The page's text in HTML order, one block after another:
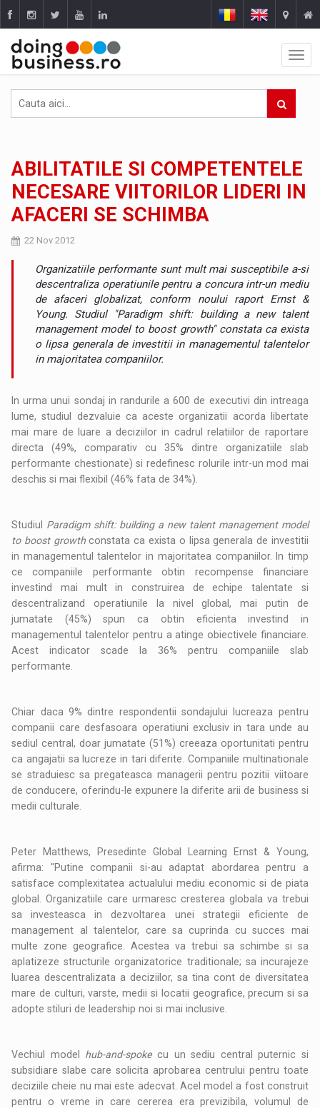
ABILITATILE SI COMPETENTELE
NECESARE VIITORILOR LIDERI IN
AFACERI SE SCHIMBA
22 Nov 2012
Organizatiile performante sunt mult mai susceptibile a-si
descentraliza operatiunile pentru a concura intr-un mediu
de afaceri globalizat, conform noului raport Ernst &
Young. Studiul "Paradigm shift: building a new talent
management model to boost growth" constata ca exista
o lipsa generala de investitii in managementul talentelor
in majoritatea companiilor.
In urma unui sondaj in randurile a 600 de executivi din intreaga
lume, studiul dezvaluie ca aceste organizatii acorda libertate
mai mare de luare a deciziilor in cadrul relatiilor de raportare
directa (49%, comparativ cu 35% dintre organizatiile slab
performante chestionate) si redefinesc rolurile intr-un mod mai
deschis si mai flexibil (46% fata de 34%).
Studiul Paradigm shift: building a new talent management model
to boost growthconstata ca exista o lipsa generala de investitii
in managementul talentelor in majoritatea companiilor. In timp
ce companiile performante obtin recompense financiare
investind mai mult in construirea de echipe talentate si
descentralizand operatiunile la nivel global, mai putin de
jumatate (45%) spun ca obtin eficienta investind in
managementul talentelor pentru a atinge obiectivele financiare.
Acest indicator scade la 36% pentru companiile slab
performante.
Chiar daca 9% dintre respondentii sondajului lucreaza pentru
companii care desfasoara operatiuni exclusiv in tara unde au
sediul central, doar jumatate (51%) creeaza oportunitati pentru
ca angajatii sa lucreze in tari diferite. Companiile multinationale
se straduiesc sa pregateasca managerii pentru pozitii viitoare
de conducere, oferindu-le expunere la diferite arii de business si
medii culturale.
Peter Matthews, Presedinte Global Learning Ernst & Young,
afirma: "Putine companii si-au adaptat abordarea pentru a
satisface complexitatea actualului mediu economic si de piata
global. Organizatiile care urmaresc cresterea globala va trebui
sa investeasca in dezvoltarea unei strategii eficiente de
management al talentelor, care sa cuprinda cu succes mai
multe zone geografice. Acestea va trebui sa schimbe si sa
aplatizeze structurile organizatorice traditionale; sa incurajeze
luarea descentralizata a deciziilor, sa tina cont de diversitatea
mare de culturi, varste, medii si locatii geografice, precum si sa
adopte stiluri de leadership noi si mai inclusive.
Vechiul model hub-and-spokecu un sediu central puternic si
subsidiare slabe care solicita aprobarea centrului pentru toate
deciziile cheie nu mai este adecvat. Acel model a fost construit
pentru o vreme in care cererea era previzibila, volumul de